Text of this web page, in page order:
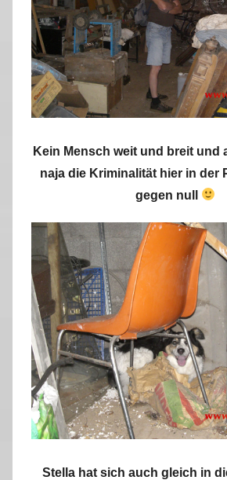
Kein Mensch weit und breit und
naja die Kriminalität hier in der
gegen null
Stella hat sich auch gleich in